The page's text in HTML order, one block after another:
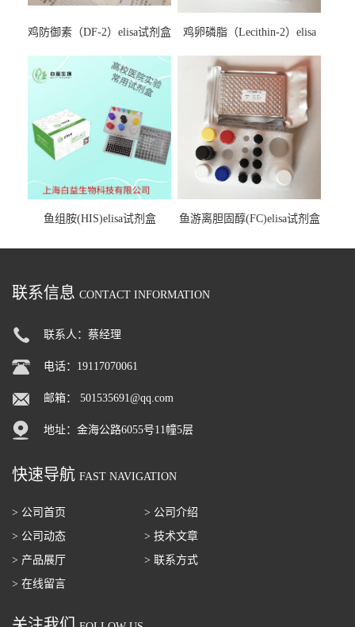
鸡防御素（DF-2）elisa试剂盒
鸡卵磷脂（Lecithin-2）elisa
鱼组胺(HIS)elisa试剂盒 鱼游离胆固醇(FC)elisa试剂盒
联系信息 CONTACT INFORMATION
联系人：蔡经理
电话：19117070061
邮箱： 501535691@qq.com
地址：金海公路6055号11幢5层
快速导航 FAST NAVIGATION
> 公司首页
> 公司介绍
> 公司动态
> 技术文章
> 产品展厅
> 联系方式
> 在线留言